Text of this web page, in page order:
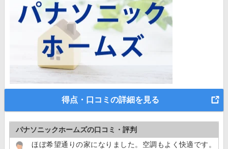
得点・口コミの詳細を見る
パナソニックホームズの口コミ・評判
ほぼ希望通りの家になりました。空調もよく快適です。